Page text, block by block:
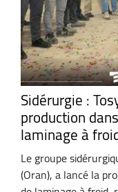
Sidérurgie :
production
laminage à
Le groupe
(Oran), a lancé la